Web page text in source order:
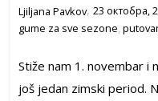
Ljiljana Pavkov, 23 октобра,
gume za sve sezone,
Stiže nam 1. novembar i
još jedan zimski period.